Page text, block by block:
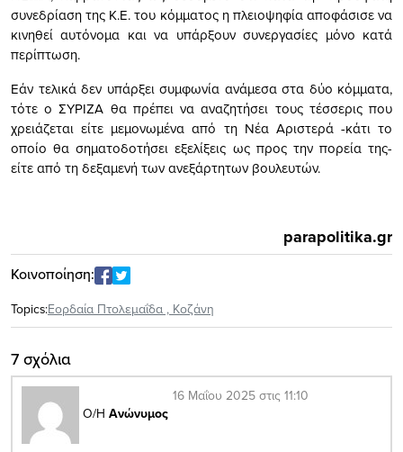
συνεδρίαση της Κ.Ε. του κόμματος η πλειοψηφία αποφάσισε να
κινηθεί αυτόνομα και να υπάρξουν συνεργασίες μόνο κατά
περίπτωση.
Εάν τελικά δεν υπάρξει συμφωνία ανάμεσα στα δύο κόμματα,
τότε ο ΣΥΡΙΖΑ θα πρέπει να αναζητήσει τους τέσσερις που
χρειάζεται είτε μεμονωμένα από τη Νέα Αριστερά -κάτι το
οποίο θα σηματοδοτήσει εξελίξεις ως προς την πορεία της-
είτε από τη δεξαμενή των ανεξάρτητων βουλευτών.
parapolitika.gr
Κοινοποίηση:
Topics:Εορδαία Πτολεμαΐδα , Κοζάνη
7 σχόλια
Ο/Η Ανώνυμος
16 Μαΐου 2025 στις 11:10